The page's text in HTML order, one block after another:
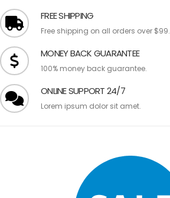
FREE SHIPPING
Free shipping on all orders over $99.
MONEY BACK GUARANTEE
100% money back guarantee.
ONLINE SUPPORT 24/7
Lorem ipsum dolor sit amet.